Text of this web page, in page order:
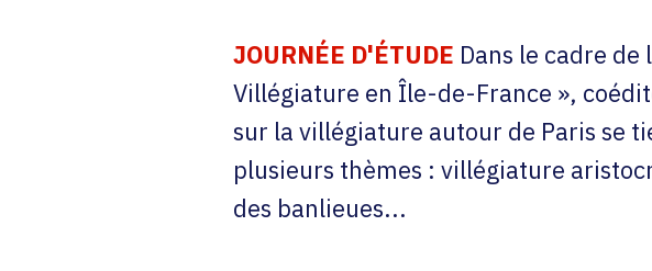
JOURNÉE D'ÉTUDE Dans le cadre
Villégiature en Île-de-France »,
sur la villégiature autour de Paris se
plusieurs thèmes : villégiature
des banlieues...